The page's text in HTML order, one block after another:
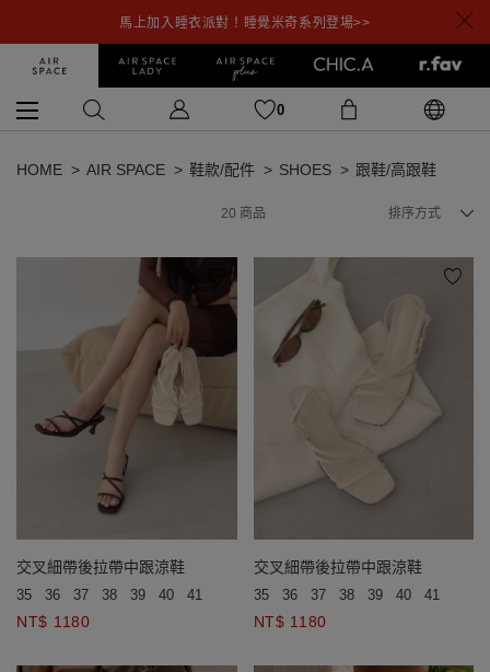
馬上加入睡衣派對！睡覺米奇系列登場>>
0
HOME AIR SPACE 鞋款/配件 SHOES 跟鞋/高跟鞋
20 商品 排序方式
交叉細帶後拉帶中跟涼鞋
35 36 37 38 39 40 41
NT$ 1180
交叉細帶後拉帶中跟涼鞋
35 36 37 38 39 40 41
NT$ 1180